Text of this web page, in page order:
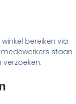
bereiken via
medewerkers staan